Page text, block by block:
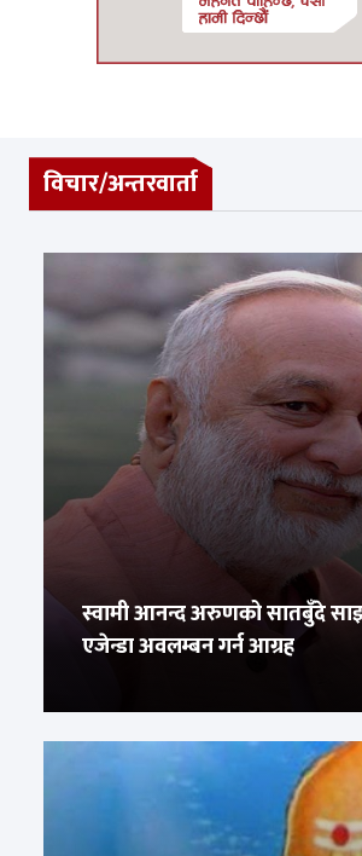
विचार/अन्तरवार्ता
स्वामी आनन्द अरुणको सातबुँदे साझा
एजेन्डा अवलम्बन गर्न आग्रह